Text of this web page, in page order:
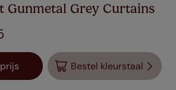
Gunmetal Grey Curtains
Bestel kleurstaal